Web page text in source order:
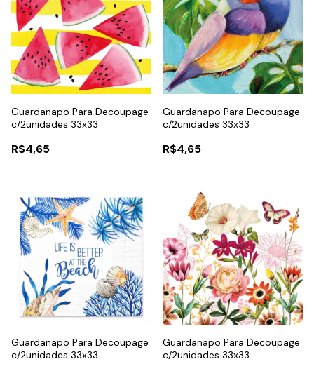
Guardanapo Para Decoupage
c/2unidades 33x33
R$4,65
Guardanapo Para Decoupage
c/2unidades 33x33
R$4,65
Guardanapo Para Decoupage
c/2unidades 33x33
Guardanapo Para Decoupage
c/2unidades 33x33